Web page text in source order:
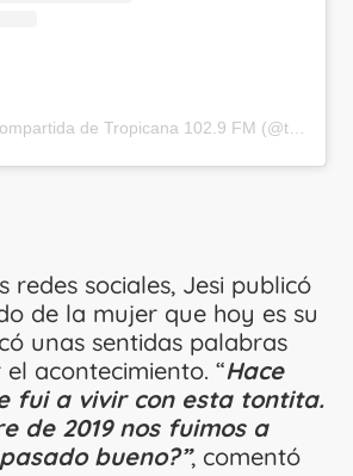
Una publicación compartida de Tropicana 102.9 FM (@tropicanacolombia)
redes sociales, Jesi publicó
de la mujer que hoy es su
unas sentidas palabras
acontecimiento. “Hace
fui a vivir con esta tontita.
de 2019 nos fuimos a
bueno?”, comentó